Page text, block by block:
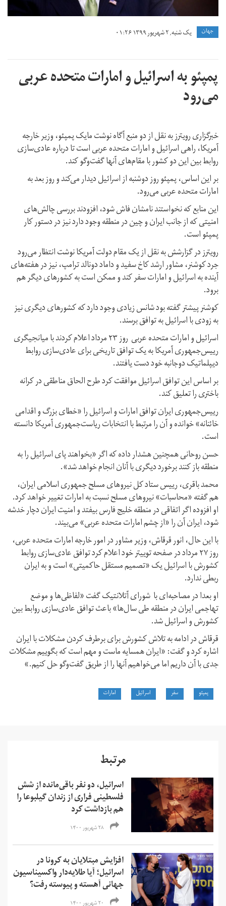
جهان یک شنبه, ۲ شهریور ۱۳۹۹ ۰۱:۲۶
پمپئو به اسرائیل و امارات متحده عربی
می‌رود
خبرگزاری رویترز به نقل از دو منبع آگاه نوشت مایک پمپئو، وزیر خارجه
آمریکا، راهی اسرائیل و امارات متحده عربی است تا درباره عادی‌سازی
روابط بین این دو کشور با مقام‌های آنها گفت‌وگو کند.
بر این اساس، پمپئو روز دوشنبه از اسرائیل دیدار می‌کند و روز بعد به
امارات متحده عربی می‌رود.
این منابع که نخواستند نامشان فاش شود، افزودند بررسی چالش‌های
امنیتی که از جانب ایران و چین در منطقه وجود دارد نیز در دستور کار
پمپئو است.
رویترز در گزارشش به نقل از یک مقام دولت آمریکا نوشت انتظار می‌رود
جرد کوشنر، مشاور ارشد کاخ سفید و داماد دونالد ترامپ، نیز در هفته‌های
آینده به اسرائیل و امارات سفر کند و ممکن است به کشورهای دیگر هم
برود.
کوشنر پیشتر گفته بود شانس زیادی وجود دارد که کشورهای دیگری نیز
به زودی با اسرائیل به توافق برسند.
اسرائیل و امارات متحده عربی روز ۲۳ مرداد اعلام کردند با میانجیگری
رییس‌جمهوری آمریکا به یک توافق تاریخی برای عادی‌سازی روابط
دیپلماتیک دوجانبه خود دست یافتند.
بر اساس این توافق اسرائیل موافقت کرد طرح الحاق مناطقی در کرانه
باختری را تعلیق کند.
رییس‌جمهوری ایران توافق امارات و اسرائیل را «خطای بزرگ و اقدامی
خائنانه» خوانده و آن را مرتبط با انتخابات ریاست‌جمهوری آمریکا دانسته
است.
حسن روحانی همچنین هشدار داده که اگر «بخواهند پای اسرائیل را به
منطقه باز کنند برخورد دیگری با آنان انجام خواهد شد».
محمد باقری،‌ رییس ستاد کل نیروهای مسلح جمهوری اسلامی ایران،
هم گفته «محاسبات» نیروهای مسلح نسبت به امارات تغییر خواهد کرد.
او افزوده اگر اتفاقی در منطقه خلیج فارس بیفتد و امنیت ایران دچار خدشه
شود، ایران آن را «از چشم امارات متحده عربی» می‌بیند.
با این حال، انور قرقاش، وزیر مشاور در امور خارجه امارات متحده عربی،
روز ۲۷ مرداد در صفحه توییتر خود اعلام کرد توافق عادی‌سازی روابط
کشورش با اسرائیل یک «تصمیم مستقل حاکمیتی» است و به ایران
ربطی ندارد.
او بعدا در مصاحبه‌ای با شورای آتلانتیک گفت «لفاظی‌ها و موضع
تهاجمی ایران در منطقه طی سال‌ها» باعث توافق عادی‌سازی روابط بین
کشورش و اسرائیل شد.
قرقاش در ادامه به تلاش کشورش برای برطرف کردن مشکلات با ایران
اشاره کرد و گفت: «ایران همسایه ماست و مهم است که بگوییم مشکلات
جدی با آن داریم اما می‌خواهیم آنها را از طریق گفت‌وگو حل کنیم.»
پمپئو سفر اسرائیل امارات
مرتبط
اسرائیل، دو نفر باقی‌مانده از شش
فلسطینی فراری از زندان گیلبوعا را
هم بازداشت کرد
۲۸ شهریور ۱۴۰۰
افزایش مبتلایان به کرونا در
اسرائیل؛ آیا طلایه‌دار واکسیناسیون
جهانی آهسته و پیوسته رفت؟